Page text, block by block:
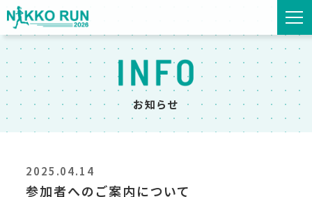
お知らせ
2025.04.14
参加者へのご案内について